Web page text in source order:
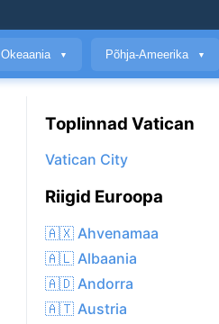
Okeaania ▼ Põhja-Ameerika ▼
Toplinnad Vatican
Vatican City
Riigid Euroopa
🇦🇽 Ahvenamaa
🇦🇱 Albaania
🇦🇩 Andorra
🇦🇹 Austria